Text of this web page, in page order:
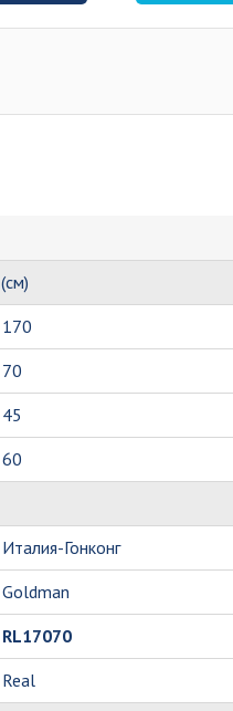
(см)
170
70
45
60
Италия-Гонконг
Goldman
RL17070
Real